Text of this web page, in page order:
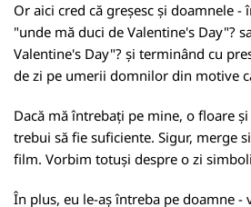
Or aici cred că greșesc și doamnele -
"unde mă duci de Valentine's Day"?
Valentine's Day"? și terminând cu
de zi pe umerii domnilor din motive
Dacă mă întrebați pe mine, o floare
trebui să fie suficiente. Sigur, merge
film. Vorbim totuși despre o zi
În plus, eu le-aș întreba pe doamne -